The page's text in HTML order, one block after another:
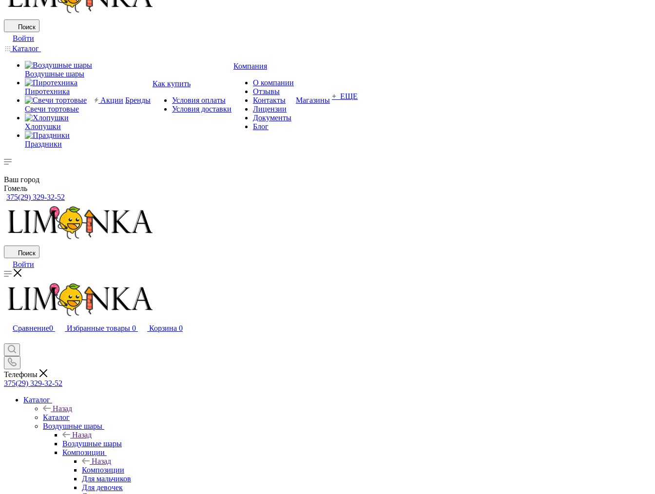
Поиск
Войти
Каталог
Воздушные шары
Пиротехника
Свечи тортовые
Хлопушки
Праздники
Акции Бренды
Как купить
Условия оплаты
Условия доставки
Компания
О компании
Отзывы
Контакты
Лицензии
Документы
Блог
Магазины + ЕЩЕ
Ваш город
Гомель
375(29) 329-32-52
Поиск
Войти
Сравнение0 Избранные товары 0 Корзина 0
Телефоны
375(29) 329-32-52
Каталог
Назад
Каталог
Воздушные шары
Назад
Воздушные шары
Композиции
Назад
Композиции
Для мальчиков
Для девочек